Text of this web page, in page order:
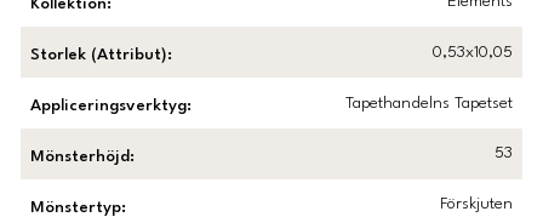
Kollektion:
Storlek (Attribut): 0,53x10,05
Appliceringsverktyg: Tapethandelns Tapetset
Mönsterhöjd : 53
Mönstertyp: Förskjuten